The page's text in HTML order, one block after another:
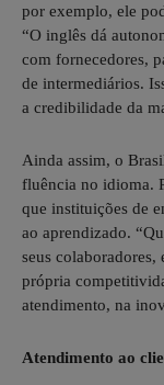
por exemplo, ele
“O inglês dá
com fornecedores,
de intermediários.
a credibilidade da
Ainda assim, o
fluência no idioma.
que instituições de
ao aprendizado.
seus colaboradores,
própria
atendimento, na
Atendimento ao